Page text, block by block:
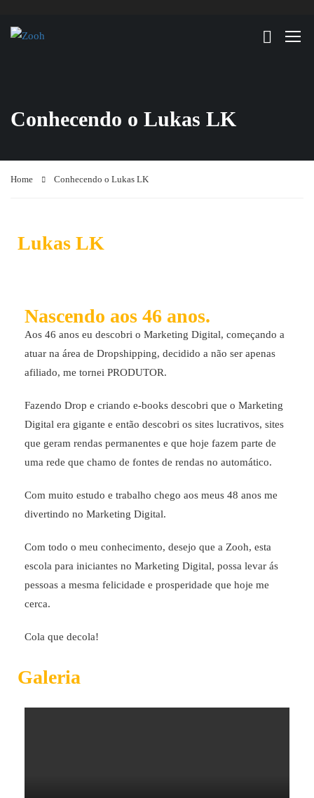
Conhecendo o Lukas LK
Home Conhecendo o Lukas LK
Lukas LK
Nascendo aos 46 anos.
Aos 46 anos eu descobri o Marketing Digital, começando a
atuar na área de Dropshipping, decidido a não ser apenas
afiliado, me tornei PRODUTOR.
Fazendo Drop e criando e-books descobri que o Marketing
Digital era gigante e então descobri os sites lucrativos, sites
que geram rendas permanentes e que hoje fazem parte de
uma rede que chamo de fontes de rendas no automático.
Com muito estudo e trabalho chego aos meus 48 anos me
divertindo no Marketing Digital.
Com todo o meu conhecimento, desejo que a Zooh, esta
escola para iniciantes no Marketing Digital, possa levar ás
pessoas a mesma felicidade e prosperidade que hoje me
cerca.
Cola que decola!
Galeria